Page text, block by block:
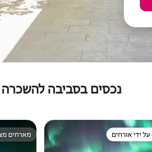
נכסים בסביבה
נכסים מועדפים על ידי אורחים
ידי אורחים מארחים
מארחים